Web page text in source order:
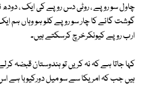
چاول سو روپے ، روٹی دس روپے کی ایک ، دودھ
گوشت گائے کا چار سو روپے کلو ہو وہاں ہم
ارب روپے کیونکرخرچ کرسکتے ہیں۔
کہا جاتا ہے کہ نہ کریں تو ہندوستان قبضہ
ہیں جب کہ امریکا سے سو میل دورکیوبا ہے